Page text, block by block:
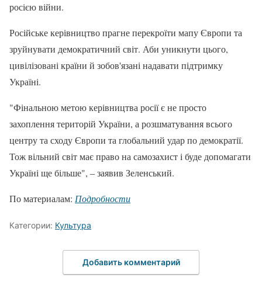
росією війни.
Російське керівництво прагне перекроїти мапу Європи та
зруйнувати демократичний світ. Аби уникнути цього,
цивілізовані країни й зобов'язані надавати підтримку
Україні.
"Фінальною метою керівництва росії є не просто
захоплення територій України, а розшматування всього
центру та сходу Європи та глобальний удар по демократії.
Тож вільний світ має право на самозахист і буде допомагати
Україні ще більше", – заявив Зеленський.
По материалам: Подробности
Категории: Культура
Добавить комментарий